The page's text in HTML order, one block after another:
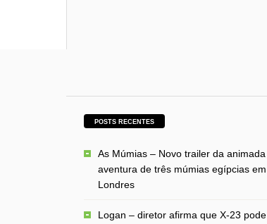
POSTS RECENTES
As Múmias – Novo trailer da animada
aventura de três múmias egípcias em
Londres
Logan – diretor afirma que X-23 pode